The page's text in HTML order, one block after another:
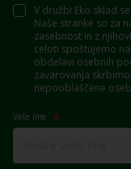
V družbi Eko sklad
Naše stranke so za
zasebnost in z
celoti spoštujemo
obdelavi osebnih
zavarovanja
nepooblaščene
Vaše ime